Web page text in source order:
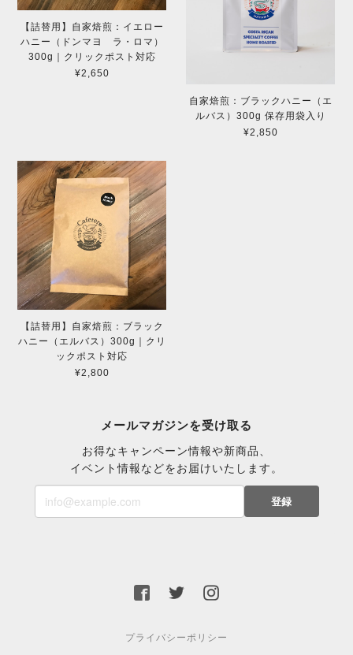
【詰替用】自家焙煎：イエロー
ハニー（ドンマヨ ラ・ロマ）
300g｜クリックポスト対応
¥2,650
自家焙煎：ブラックハニー（エ
ルバス）300g 保存用袋入り
¥2,850
【詰替用】自家焙煎：ブラック
ハニー（エルバス）300g｜クリ
ックポスト対応
¥2,800
メールマガジンを受け取る
お得なキャンペーン情報や新商品、
イベント情報などをお届けいたします。
登録
プライバシーポリシー